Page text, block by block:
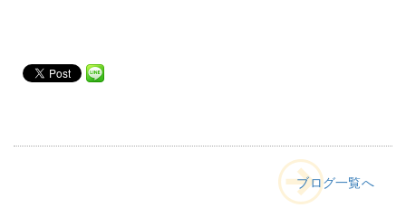
ブログ一覧へ